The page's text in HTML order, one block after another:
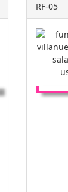
RF-05